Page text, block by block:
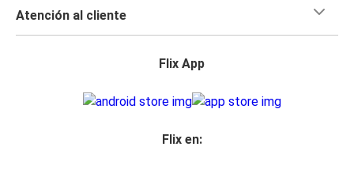
Atención al cliente
Flix App
Flix en: